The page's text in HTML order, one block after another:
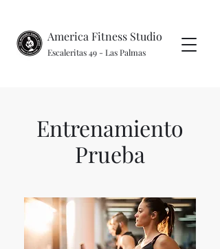
America Fitness Studio
Escaleritas 49 - Las Palmas
Entrenamiento
Prueba